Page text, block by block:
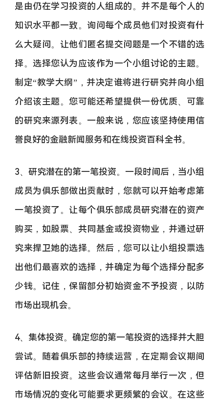
是由仍在学习投资的人组成的。并不是每个人的
知识水平都一致。询问每个成员他们对投资有什
么大疑问。让他们匿名提交问题是一个不错的选
择。选择您认为应该作为一个小组讨论的主题。
制定“教学大纲”，并决定谁将进行研究并向小组
介绍该主题。您可能还希望提供一份优质、可靠
的研究来源列表。一般来说，您应该坚持使用信
誉良好的金融新闻服务和在线投资百科全书。
3、研究潜在的第一笔投资。一段时间后，当小组
成员为俱乐部做出贡献时，您就可以开始考虑第
一笔投资了。让每个俱乐部成员研究潜在的资产
购买，如股票、共同基金或投资物业，并通过研
究来捍卫她的选择。然后，您可以让小组投票选
出他们最喜欢的选择，并确定为每个选择分配多
少钱。记住，保留部分初始资金不予投资，以防
市场出现机会。
4、集体投资。确定您的第一笔投资的选择并大胆
尝试。随着俱乐部的持续运营，在定期会议期间
评估新旧投资。这些会议通常每月举行一次，但
市场情况的变化可能要求更频繁的会议。在这些